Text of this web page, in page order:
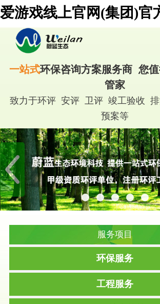
爱游戏线上官网(集团)官
一站式环保咨询方案服务商 您
管家
致力于环评 安评 卫评 竣工验收
预案等
服务项目
环保服务
工程服务